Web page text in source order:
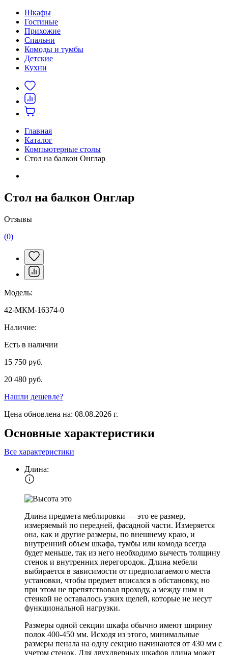
Шкафы
Гостиные
Прихожие
Спальни
Комоды и тумбы
Детские
Кухни
Главная
Каталог
Компьютерные столы
Стол на балкон Онглар
Стол на балкон Онглар
Отзывы
(0)
Модель:
42-МКМ-16374-0
Наличие:
Есть в наличии
15 750 руб.
20 480 руб.
Нашли дешевле?
Цена обновлена на: 08.08.2026 г.
Основные характеристики
Все характеристики
Длина:
Длина предмета меблировки — это ее размер,
измеряемый по передней, фасадной части. Измеряется
она, как и другие размеры, по внешнему краю, и
внутренний объем шкафа, тумбы или комода всегда
будет меньше, так из него необходимо вычесть толщину
стенок и внутренних перегородок. Длина мебели
выбирается в зависимости от предполагаемого места
установки, чтобы предмет вписался в обстановку, но
при этом не препятствовал проходу, а между ним и
стенкой не оставалось узких щелей, которые не несут
функциональной нагрузки.
Размеры одной секции шкафа обычно имеют ширину
полок 400-450 мм. Исходя из этого, минимальные
размеры пенала на одну секцию начинаются от 430 мм с
учетом стенок. Для двухдверных шкафов длина может